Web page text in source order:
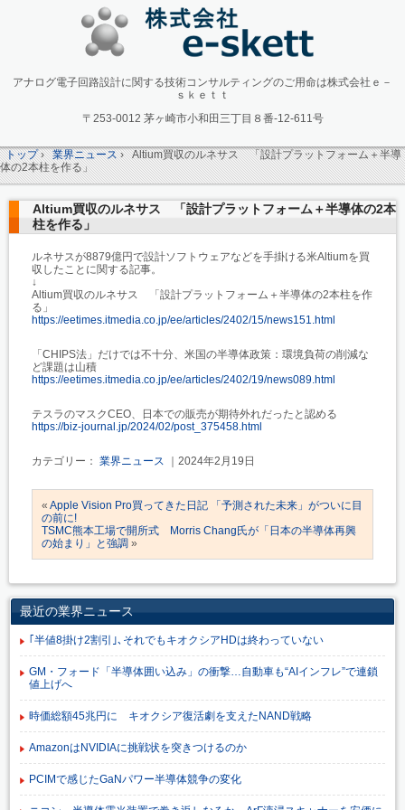
アナログ電子回路設計に関する技術コンサルティングのご用命は株式会社ｅ－
ｓｋｅｔｔ
〒253-0012 茅ヶ崎市小和田三丁目８番-12-611号
トップ› 業界ニュース› Altium買収のルネサス 「設計プラットフォーム＋半導
体の2本柱を作る」
Altium買収のルネサス 「設計プラットフォーム＋半導体の2本
柱を作る」
ルネサスが8879億円で設計ソフトウェアなどを手掛ける米Altiumを買
収したことに関する記事。
↓
Altium買収のルネサス 「設計プラットフォーム＋半導体の2本柱を作
る」
https://eetimes.itmedia.co.jp/ee/articles/2402/15/news151.html
「CHIPS法」だけでは不十分、米国の半導体政策：環境負荷の削減な
ど課題は山積
https://eetimes.itmedia.co.jp/ee/articles/2402/19/news089.html
テスラのマスクCEO、日本での販売が期待外れだったと認める
https://biz-journal.jp/2024/02/post_375458.html
カテゴリー： 業界ニュース ｜2024年2月19日
« Apple Vision Pro買ってきた日記 「予測された未来」がついに目
の前に!
TSMC熊本工場で開所式 Morris Chang氏が「日本の半導体再興
の始まり」と強調 »
最近の業界ニュース
｢半値8掛け2割引｣､それでもキオクシアHDは終わっていない
GM・フォード「半導体囲い込み」の衝撃…自動車も“AIインフレ”で連鎖
値上げへ
時価総額45兆円に キオクシア復活劇を支えたNAND戦略
AmazonはNVIDIAに挑戦状を突きつけるのか
PCIMで感じたGaNパワー半導体競争の変化